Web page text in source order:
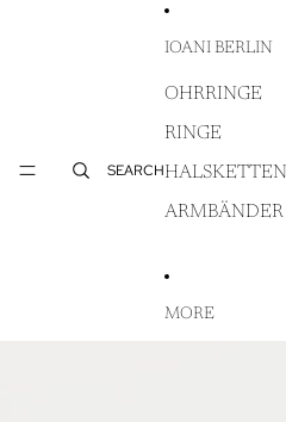
SEARCH
IOANI BERLIN
OHRRINGE
RINGE
HALSKETTEN
ARMBÄNDER
MORE